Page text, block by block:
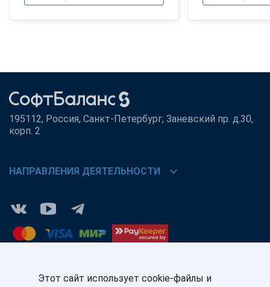
195112, Россия, Санкт-Петербург, Заневский пр. д.30,
корп. 2
НАПРАВЛЕНИЯ ДЕЯТЕЛЬНОСТИ chevron_right
Этот сайт использует cookie-файлы и